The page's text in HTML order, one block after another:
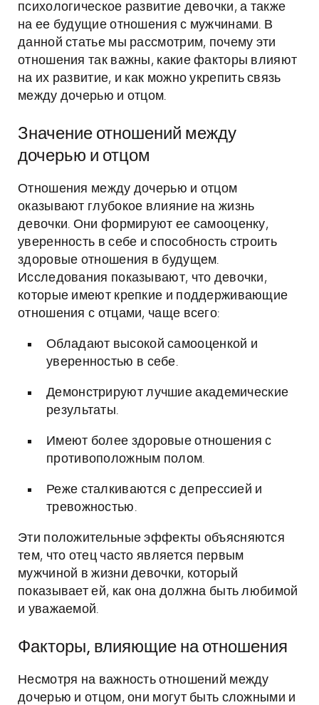
психологическое развитие девочки, а также
на ее будущие отношения с мужчинами. В
данной статье мы рассмотрим, почему эти
отношения так важны, какие факторы влияют
на их развитие, и как можно укрепить связь
между дочерью и отцом.
Значение отношений между
дочерью и отцом
Отношения между дочерью и отцом
оказывают глубокое влияние на жизнь
девочки. Они формируют ее самооценку,
уверенность в себе и способность строить
здоровые отношения в будущем.
Исследования показывают, что девочки,
которые имеют крепкие и поддерживающие
отношения с отцами, чаще всего:
Обладают высокой самооценкой и
уверенностью в себе.
Демонстрируют лучшие академические
результаты.
Имеют более здоровые отношения с
противоположным полом.
Реже сталкиваются с депрессией и
тревожностью.
Эти положительные эффекты объясняются
тем, что отец часто является первым
мужчиной в жизни девочки, который
показывает ей, как она должна быть любимой
и уважаемой.
Факторы, влияющие на отношения
Несмотря на важность отношений между
дочерью и отцом, они могут быть сложными и